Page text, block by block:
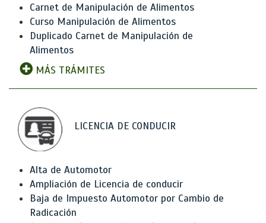
Carnet de Manipulación de Alimentos
Curso Manipulación de Alimentos
Duplicado Carnet de Manipulación de
Alimentos
MÁS TRÁMITES
LICENCIA DE CONDUCIR
Alta de Automotor
Ampliación de Licencia de conducir
Baja de Impuesto Automotor por Cambio de
Radicación